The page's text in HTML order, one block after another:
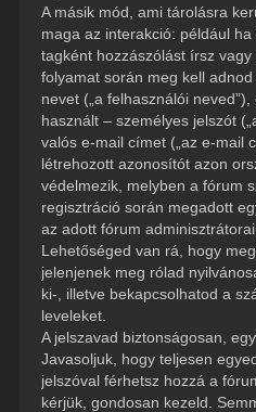
A másik mód, ami tárolásra
maga az interakció: például
tagként hozzászólást írsz
folyamat során meg kell
nevet („a felhasználói
használt – személyes jelszót
valós e-mail címet („az e-mail
létrehozott azonosítót azon
védelmezik, melyben a fórum
regisztráció során megadott
az adott fórum
Lehetőséged van rá, hogy
jelenjenek meg rólad
ki-, illetve bekapcsolhatod a
leveleket.
A jelszavad biztonságosan,
Javasoljuk, hogy teljesen
jelszóval férhetsz hozzá a
kérjük, gondosan kezeld.